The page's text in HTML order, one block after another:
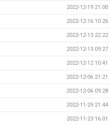
2022-12-19 21:00
2022-12-16 10:26
2022-12-13 22:22
2022-12-13 09:27
2022-12-12 10:41
2022-12-06 21:21
2022-12-06 09:28
2022-11-29 21:44
2022-11-23 16:01